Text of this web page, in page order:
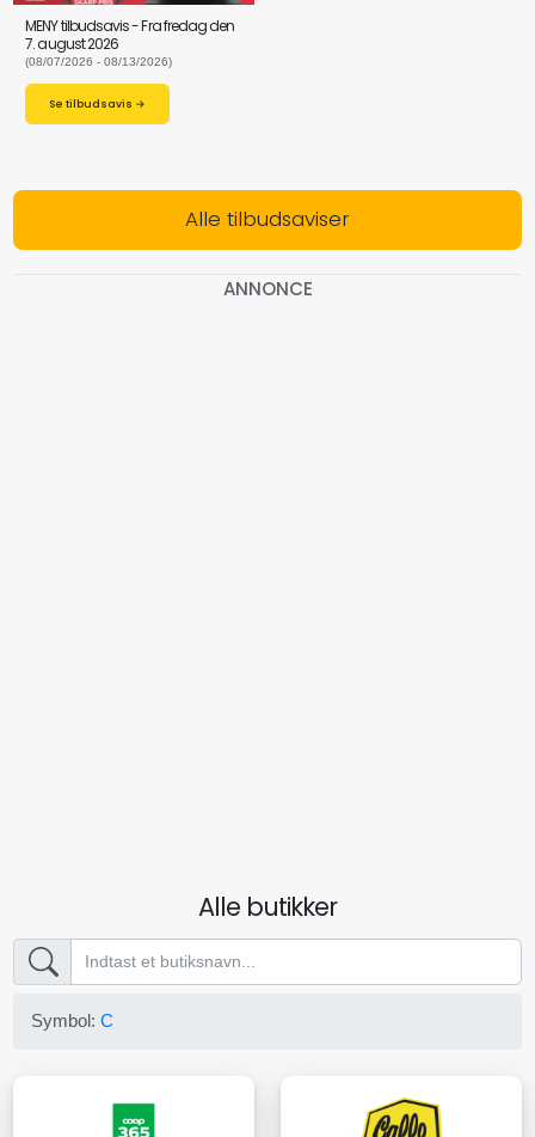
MENY tilbudsavis - Fra fredag den
7. august 2026
(08/07/2026 - 08/13/2026)
Se tilbudsavis →
Alle tilbudsaviser
ANNONCE
Alle butikker
Symbol:C